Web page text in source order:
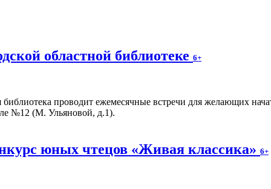
областной библиотеке 6+
библиотека проводит ежемесячные встречи для желающих
№12 (М. Ульяновой, д.1).
юных чтецов «Живая классика» 6+